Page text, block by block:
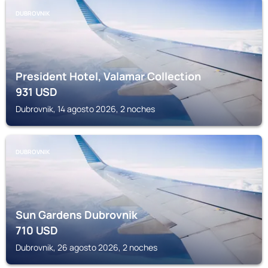
DUBROVNIK
President Hotel, Valamar Collection
931USD
Dubrovnik, 14 agosto 2026, 2 noches
DUBROVNIK
Sun Gardens Dubrovnik
710USD
Dubrovnik, 26 agosto 2026, 2 noches